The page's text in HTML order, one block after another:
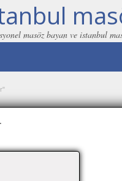
masöz bayan ve istanbul